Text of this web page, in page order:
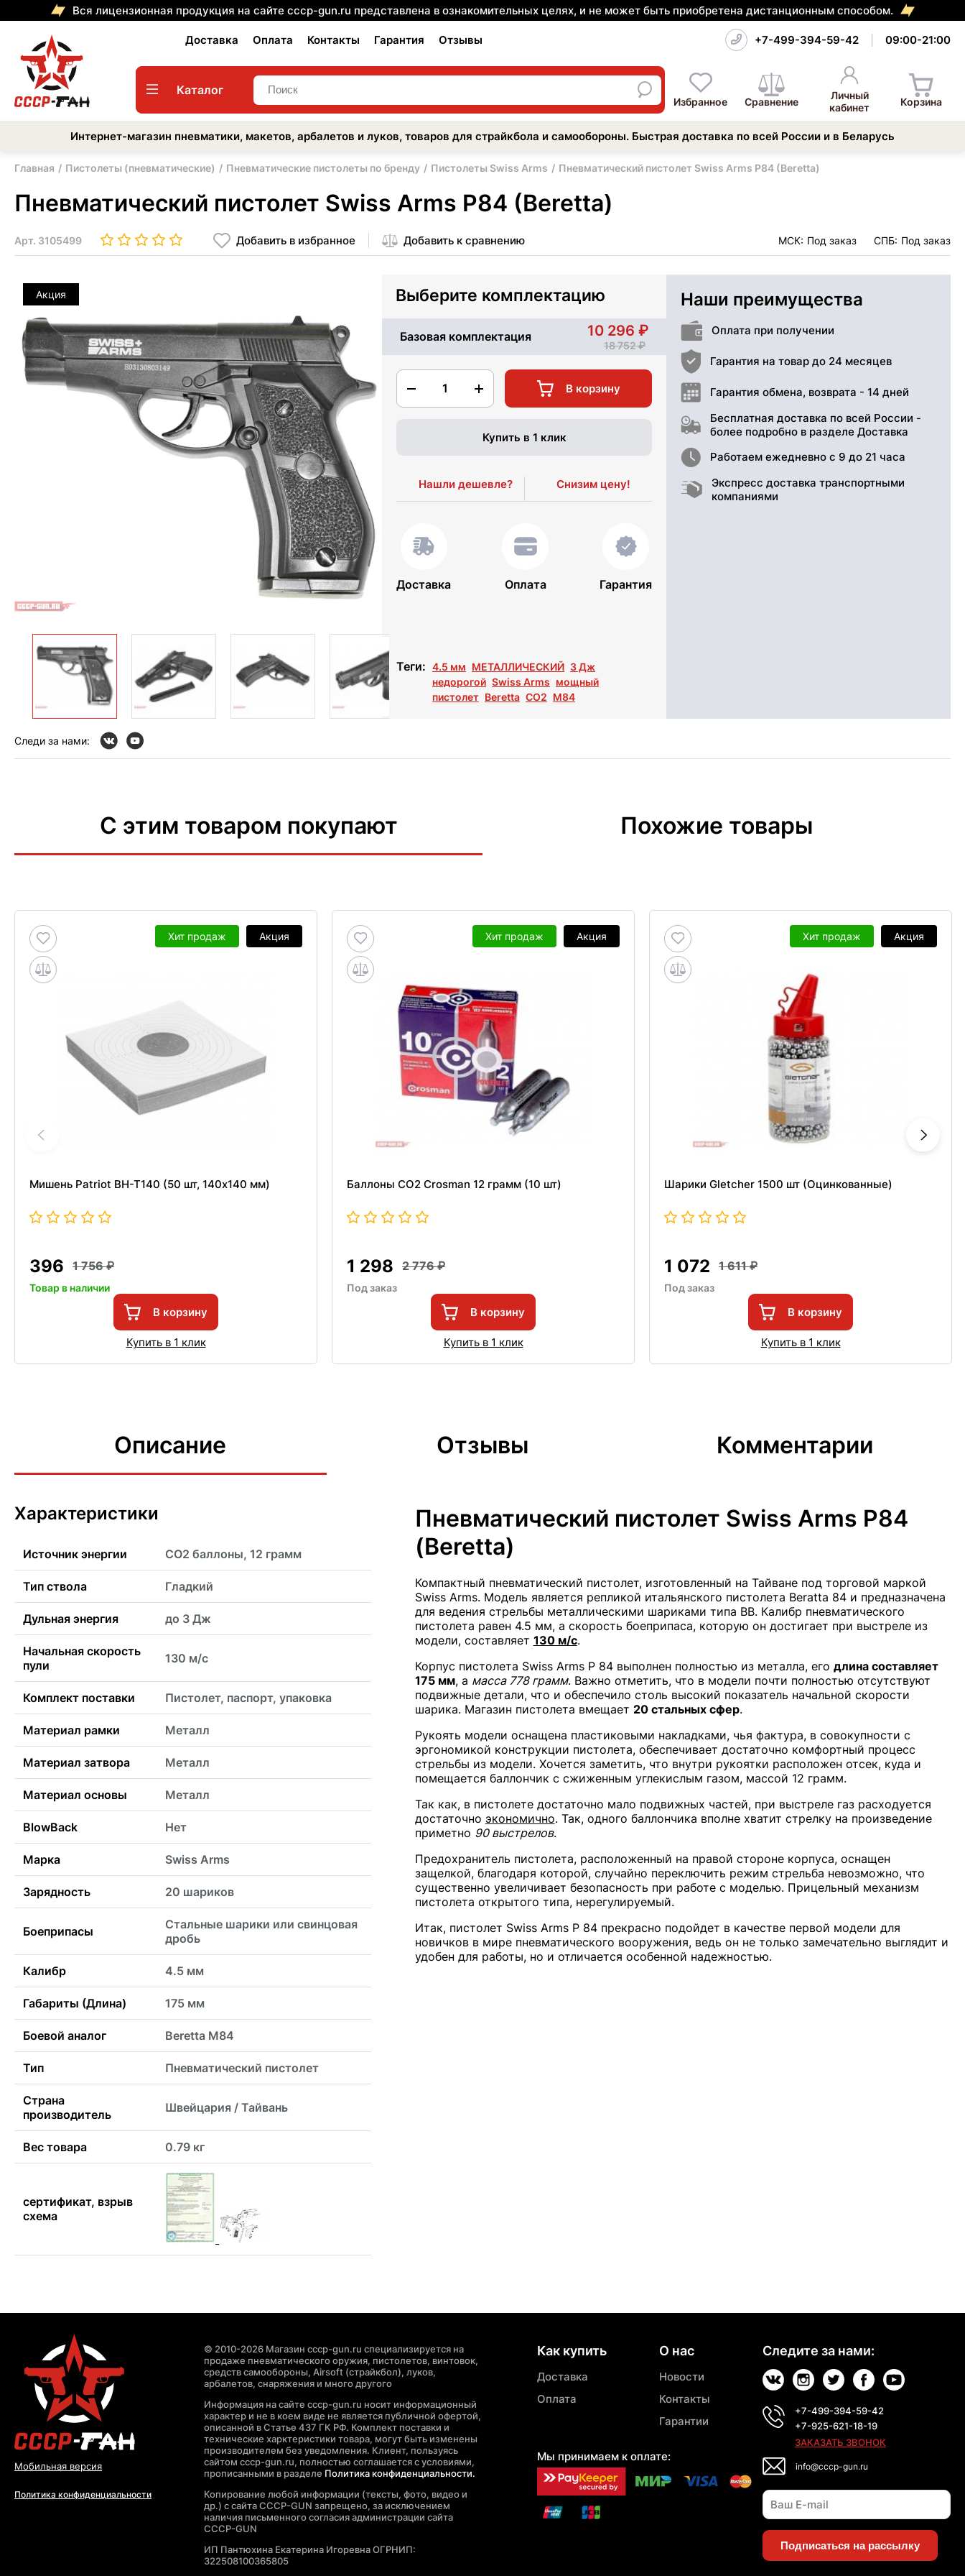
Вся лицензионная продукция на сайте cccp-gun.ru представлена в ознакомительных целях, и не может быть приобретена дистанционным способом.
Доставка Оплата Контакты Гарантия Отзывы +7-499-394-59-42 09:00-21:00
Каталог
Избранное Сравнение
Личный
кабинет
Корзина
Интернет-магазин пневматики, макетов, арбалетов и луков, товаров для страйкбола и самообороны. Быстрая доставка по всей России и в Беларусь
Главная Пистолеты (пневматические) Пневматические пистолеты по бренду Пистолеты Swiss Arms Пневматический пистолет Swiss Arms P84 (Beretta)
Пневматический пистолет Swiss Arms P84 (Beretta)
Арт. 3105499 Добавить в избранное Добавить к сравнению МСК: Под заказ СПБ: Под заказ
Акция Выберите комплектацию
Базовая комплектация 10 296
18 752
1 В корзину
Купить в 1 клик
Нашли дешевле? Снизим цену!
Доставка Оплата Гарантия
Теги: 4.5 мм МЕТАЛЛИЧЕСКИЙ 3 Дж
недорогой Swiss Arms мощный
пистолет Beretta СО2 M84
Наши преимущества
Оплата при получении
Гарантия на товар до 24 месяцев
Гарантия обмена, возврата - 14 дней
Бесплатная доставка по всей России -
более подробно в разделе Доставка
Работаем ежедневно с 9 до 21 часа
Экспресс доставка транспортными
компаниями
Следи за нами:
С этим товаром покупают Похожие товары
Хит продаж Акция
Мишень Patriot BH-T140 (50 шт, 140x140 мм)
396 1 756
Товар в наличии
В корзину
Купить в 1 клик
Хит продаж Акция
Баллоны СО2 Crosman 12 грамм (10 шт)
1 298 2 776
Под заказ
В корзину
Купить в 1 клик
Хит продаж Акция
Шарики Gletcher 1500 шт (Оцинкованные)
1 072 1 611
Под заказ
В корзину
Купить в 1 клик
Описание Отзывы Комментарии
Характеристики
Источник энергии CO2 баллоны, 12 грамм
Тип ствола Гладкий
Дульная энергия до 3 Дж
Начальная скорость
пули
130 м/с
Комплект поставки Пистолет, паспорт, упаковка
Материал рамки Металл
Материал затвора Металл
Материал основы Металл
BlowBack Нет
Марка Swiss Arms
Зарядность 20 шариков
Боеприпасы
Стальные шарики или свинцовая
дробь
Калибр 4.5 мм
Габариты (Длина) 175 мм
Боевой аналог Beretta M84
Тип Пневматический пистолет
Страна
производитель
Швейцария / Тайвань
Вес товара 0.79 кг
сертификат, взрыв
схема
Пневматический пистолет Swiss Arms P84
(Beretta)
Компактный пневматический пистолет, изготовленный на Тайване под торговой маркой
Swiss Arms. Модель является репликой итальянского пистолета Beratta 84 и предназначена
для ведения стрельбы металлическими шариками типа BB. Калибр пневматического
пистолета равен 4.5 мм, а скорость боеприпаса, которую он достигает при выстреле из
модели, составляет 130 м/с.
Корпус пистолета Swiss Arms P 84 выполнен полностью из металла, его длина составляет
175 мм, а масса 778 грамм. Важно отметить, что в модели почти полностью отсутствуют
подвижные детали, что и обеспечило столь высокий показатель начальной скорости
шарика. Магазин пистолета вмещает 20 стальных сфер.
Рукоять модели оснащена пластиковыми накладками, чья фактура, в совокупности с
эргономикой конструкции пистолета, обеспечивает достаточно комфортный процесс
стрельбы из модели. Хочется заметить, что внутри рукоятки расположен отсек, куда и
помещается баллончик с сжиженным углекислым газом, массой 12 грамм.
Так как, в пистолете достаточно мало подвижных частей, при выстреле газ расходуется
достаточно экономично. Так, одного баллончика вполне хватит стрелку на произведение
приметно 90 выстрелов.
Предохранитель пистолета, расположенный на правой стороне корпуса, оснащен
защелкой, благодаря которой, случайно переключить режим стрельба невозможно, что
существенно увеличивает безопасность при работе с моделью. Прицельный механизм
пистолета открытого типа, нерегулируемый.
Итак, пистолет Swiss Arms P 84 прекрасно подойдет в качестве первой модели для
новичков в мире пневматического вооружения, ведь он не только замечательно выглядит и
удобен для работы, но и отличается особенной надежностью.
Мобильная версия
Политика конфиденциальности
© 2010-2026 Магазин cccp-gun.ru специализируется на
продаже пневматического оружия, пистолетов, винтовок,
средств самообороны, Airsoft (страйкбол), луков,
арбалетов, снаряжения и много другого
Информация на сайте cccp-gun.ru носит информационный
характер и не в коем виде не является публичной офертой,
описанной в Статье 437 ГК РФ. Комплект поставки и
технические харктеристики товара, могут быть изменены
производителем без уведомления. Клиент, пользуясь
сайтом cccp-gun.ru, полностью соглашается с условиями,
прописанными в разделе Политика конфиденциальности.
Копирование любой информации (тексты, фото, видео и
др.) с сайта CCCP-GUN запрещено, за исключением
наличия письменного согласия администрации сайта
CCCP-GUN
ИП Пантюхина Екатерина Игоревна ОГРНИП:
322508100365805
Как купить
Доставка
Оплата
Мы принимаем к оплате:
О нас
Новости
Контакты
Гарантии
Следите за нами:
+7-499-394-59-42
+7-925-621-18-19
ЗАКАЗАТЬ ЗВОНОК
info@cccp-gun.ru
Подписаться на рассылку